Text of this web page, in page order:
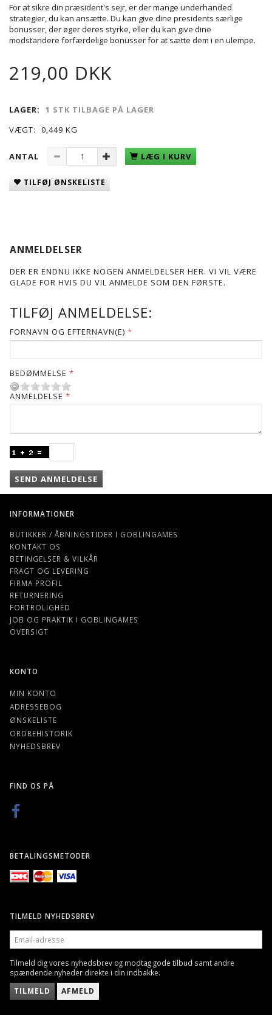
For at sikre din præsident's sejr, er der mange underhanded
strategier, du kan ansætte. Du kan give dine presidents særlige
bonusser, der øger deres styrke, eller du kan give dine
modstandere forfærdelige bonusser for at sætte dem i en ulempe.
219,00 DKK
LAGER:
1 STK TILBAGE PÅ LAGER
VÆGT:
0,449 KG
ANTAL LÆG I KURV
TILFØJ ØNSKELISTE
ANMELDELSER
DER ER ENDNU IKKE NOGEN ANMELDELSER HER. VI VIL VÆRE
GLADE FOR HVIS DU VIL ANMELDE SOM DEN FØRSTE.
TILFØJ ANMELDELSE:
FORNAVN OG EFTERNAVN(E)
BEDØMMELSE
ANMELDELSE
SEND ANMELDELSE
INFORMATIONER
BUTIKKER / ÅBNINGSTIDER I GOBLINGAMES
KONTAKT OS
BETINGELSER & VILKÅR
FRAGT OG LEVERING
FIRMA PROFIL
RETURNERING
FORTROLIGHED
JOB OG PRAKTIK I GOBLINGAMES
OVERSIGT
KONTO
MIN KONTO
ADRESSEBOG
ØNSKELISTE
ORDREHISTORIK
NYHEDSBREV
FIND OS PÅ
BETALINGSMETODER
TILMELD NYHEDSBREV
EMAIL-
ADRESSE
Tilmeld dig vores nyhedsbrev og modtag gode tilbud samt andre
spændende nyheder direkte i din indbakke.
TILMELD AFMELD